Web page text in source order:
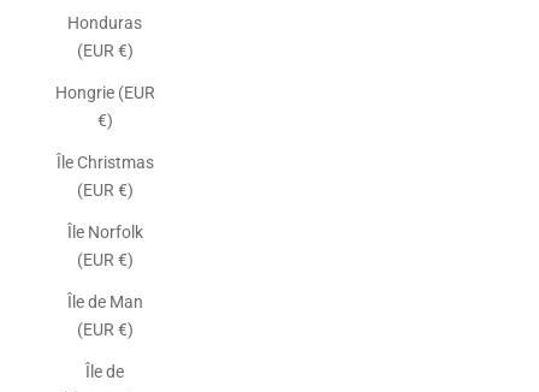
Honduras
(EUR €)
Hongrie (EUR
€)
Île Christmas
(EUR €)
Île Norfolk
(EUR €)
Île de Man
(EUR €)
Île de